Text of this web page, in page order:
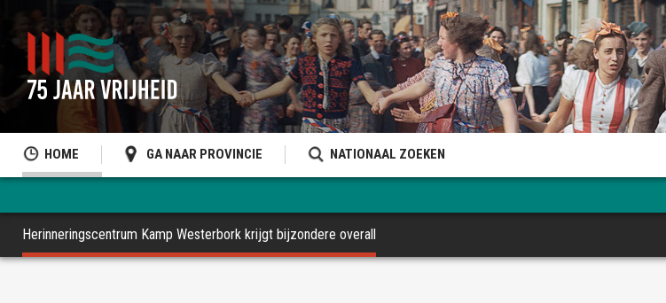
HOME GA NAAR PROVINCIE NATIONAAL ZOEKEN
Herinneringscentrum Kamp Westerbork krijgt bijzondere overall